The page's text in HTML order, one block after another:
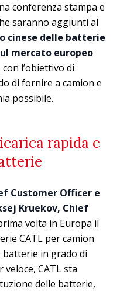
conferenza stampa e
saranno aggiunti al
cinese delle batterie
mercato europeo
con l’obiettivo di
di fornire a camion e
possibile.
rapida e
Customer Officer e
Kruekov, Chief
volta in Europa il
CATL per camion
in grado di
CATL sta
delle batterie,